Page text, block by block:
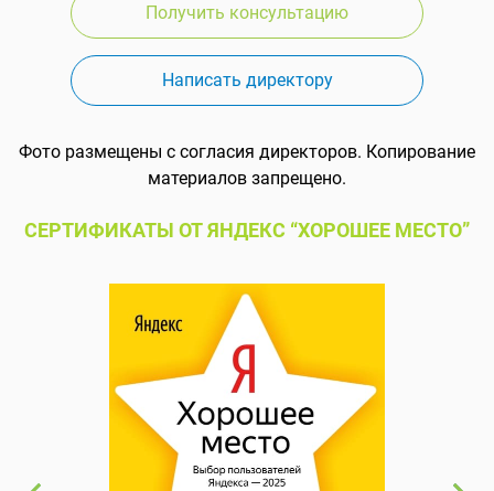
Получить консультацию
Написать директору
Фото размещены с согласия директоров. Копирование
материалов запрещено.
СЕРТИФИКАТЫ ОТ ЯНДЕКС “ХОРОШЕЕ МЕСТО”